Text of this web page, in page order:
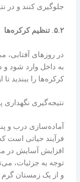
جلوگیری کنند و در
۵.۲. تنظیم کرکره‌ها
در روزهای آفتابی،
به داخل وارد شود و
کرکره‌ها را ببندید
نتیجه‌گیری نگهداری
آماده‌سازی درب و
فرآیند حیاتی است
افزایش آسایش در
توجه به جزئیات،
و از یک زمستان گرم